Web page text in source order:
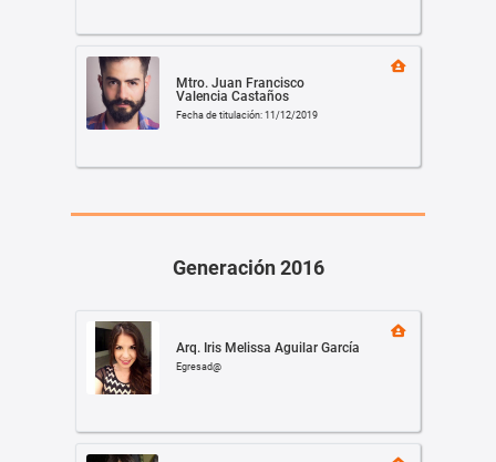
Mtro. Juan Francisco
Valencia Castaños
Fecha de titulación: 11/12/2019
Generación 2016
Arq. Iris Melissa Aguilar García
Egresad@